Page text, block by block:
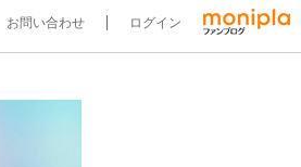
お問い合わせ ログイン